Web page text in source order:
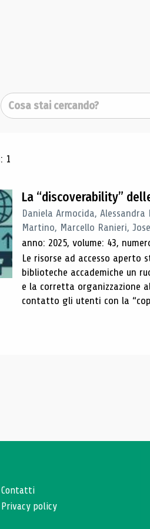
Cerca
ricerca
1
La “discoverability”
Daniela Armocida,
Martino, Marcello Ranieri,
anno: 2025, volume: 43,
Le risorse ad accesso aperto
biblioteche accademiche un
e la corretta organizzazione
contatto gli utenti con la
Contatti
Privacy policy